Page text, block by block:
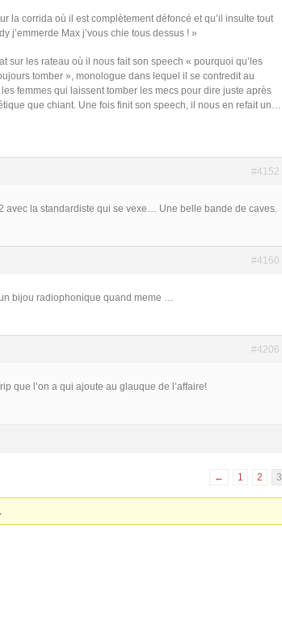
la corrida où il est complètement défoncé et qu’il insulte tout
j’emmerde Max j’vous chie tous dessus ! »
sur les rateau où il nous fait son speech « pourquoi qu’les
tomber », monologue dans lequel il se contredit au
femmes qui laissent tomber les mecs pour dire juste après
que chiant. Une fois finit son speech, il nous en refait un…
#4152
avec la standardiste qui se vexe… Une belle bande de caves.
#4160
bijou radiophonique quand meme …
#4206
que l’on a qui ajoute au glauque de l’affaire!
← 1 2 3